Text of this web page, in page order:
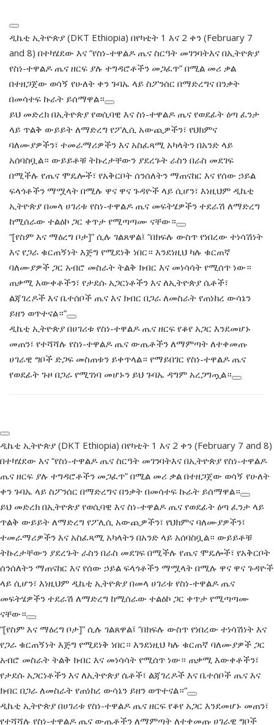
ዲኬቲ ኢትዮጵያ (DKT Ethiopia) በየካቲት 1 እና 2 ቀን (February 7
and 8) በተካሄደው እና “የስነ-ተዋልዶ ጤና ስርዓት መገንባትእና በኢትዮጵያ
የስነ-ተዋልዶ ጤና ዘርፍ ያሉ ተግዳሮቶችን መጋፈጥ” በሚል መሪ ቃል
በተዘጋጀው ወሳኝ የሁለት ቀን ጉባኤ ላይ ስፖንሰር በማድረግና በንቃት
በመሳተፍ ኩራት ይሰማዋል።
ይህ መድረክ በኢትዮጵያ የወሲባዊ እና ስነ-ተዋልዶ ጤና የወደፊት ዕጣ ፈንታ
ላይ ጥልቅ ውይይት ለማድረግ የፖሊሲ አውጪዎችን፣ የህክምና
ባለሙያዎችን፣ ተመራማሪዎችን እና አስፈጻሚ አካላትን በአንድ ላይ
አሰባስቧል። ውይይቶቹ ትኩረታቸውን ያደረጉት ራስን በራስ መደገፍ
በሚችሉ የጤና ሞዴሎች፣ የአቅርቦት ሰንሰለትን ማጠናከር እና የሰው ኃይል
ፍላጎቶችን ማሟላት በሚሉ ዋና ዋና ጉዳዮች ላይ ሲሆን፣ እነዚህም ዲኬቲ
ኢትዮጵያ በመላ ሀገሪቱ የስነ-ተዋልዶ ጤና መፍትሄዎችን ተደራሽ ለማድረግ
ከሚሰራው ተልዕኮ ጋር ቀጥታ የሚጣጣሙ ናቸው።
“[የስም እና ማዕረግ ቦታ]” ሲሉ ገልጸዋል፤ “በክፍሉ ውስጥ የነበረው ተነሳሽነት
እና የጋራ ቁርጠኝነት እጅግ የሚደነቅ ነበር። እንደነዚህ ካሉ ቁርጠኛ
ባለሙያዎች ጋር አብሮ መስራት ትልቅ ክብር እና መነሳሳት የሚሰጥ ነው።
ጠቃሚ እውቀቶችን፣ የታደሱ አጋርነቶችን እና ለኢትዮጵያ ሴቶች፣
ልጃገረዶች እና ቤተሰቦች ጤና እና ክብር በጋራ ለመስራት የጠነከረ ውሳኔን
ይዘን ወጥተናል።”
ዲኬቲ ኢትዮጵያ በሀገሪቱ የስነ-ተዋልዶ ጤና ዘርፍ የቆየ አጋር እንደመሆኑ
መጠን፣ የተሻሻሉ የስነ-ተዋልዶ ጤና ውጤቶችን ለማምጣት ለተቀመጡ
ሀገራዊ ግቦች ድጋፍ መስጠቱን ይቀጥላል። የማይበገር የስነ-ተዋልዶ ጤና
የወደፊት ጉዞ በጋራ የሚገነባ መሆኑን ይህ ጉባኤ ዳግም አረጋግጧል።
ዲኬቲ ኢትዮጵያ (DKT Ethiopia) በየካቲት 1 እና 2 ቀን (February 7 and 8)
በተካሄደው እና “የስነ-ተዋልዶ ጤና ስርዓት መገንባትእና በኢትዮጵያ የስነ-ተዋልዶ
ጤና ዘርፍ ያሉ ተግዳሮቶችን መጋፈጥ” በሚል መሪ ቃል በተዘጋጀው ወሳኝ የሁለት
ቀን ጉባኤ ላይ ስፖንሰር በማድረግና በንቃት በመሳተፍ ኩራት ይሰማዋል።
ይህ መድረክ በኢትዮጵያ የወሲባዊ እና ስነ-ተዋልዶ ጤና የወደፊት ዕጣ ፈንታ ላይ
ጥልቅ ውይይት ለማድረግ የፖሊሲ አውጪዎችን፣ የህክምና ባለሙያዎችን፣
ተመራማሪዎችን እና አስፈጻሚ አካላትን በአንድ ላይ አሰባስቧል። ውይይቶቹ
ትኩረታቸውን ያደረጉት ራስን በራስ መደገፍ በሚችሉ የጤና ሞዴሎች፣ የአቅርቦት
ሰንሰለትን ማጠናከር እና የሰው ኃይል ፍላጎቶችን ማሟላት በሚሉ ዋና ዋና ጉዳዮች
ላይ ሲሆን፣ እነዚህም ዲኬቲ ኢትዮጵያ በመላ ሀገሪቱ የስነ-ተዋልዶ ጤና
መፍትሄዎችን ተደራሽ ለማድረግ ከሚሰራው ተልዕኮ ጋር ቀጥታ የሚጣጣሙ
ናቸው።
“[የስም እና ማዕረግ ቦታ]” ሲሉ ገልጸዋል፤ “በክፍሉ ውስጥ የነበረው ተነሳሽነት እና
የጋራ ቁርጠኝነት እጅግ የሚደነቅ ነበር። እንደነዚህ ካሉ ቁርጠኛ ባለሙያዎች ጋር
አብሮ መስራት ትልቅ ክብር እና መነሳሳት የሚሰጥ ነው። ጠቃሚ እውቀቶችን፣
የታደሱ አጋርነቶችን እና ለኢትዮጵያ ሴቶች፣ ልጃገረዶች እና ቤተሰቦች ጤና እና
ክብር በጋራ ለመስራት የጠነከረ ውሳኔን ይዘን ወጥተናል።”
ዲኬቲ ኢትዮጵያ በሀገሪቱ የስነ-ተዋልዶ ጤና ዘርፍ የቆየ አጋር እንደመሆኑ መጠን፣
የተሻሻሉ የስነ-ተዋልዶ ጤና ውጤቶችን ለማምጣት ለተቀመጡ ሀገራዊ ግቦች